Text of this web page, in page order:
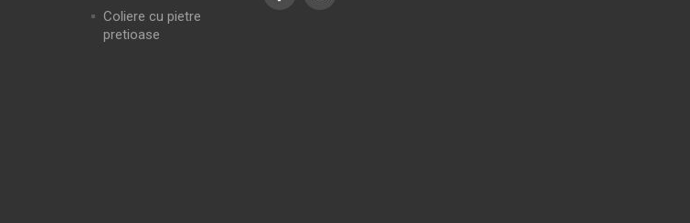
Coliere cu pietre
pretioase